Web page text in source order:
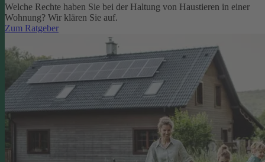
Welche Rechte haben Sie bei der Haltung von Haustieren in einer
Wohnung? Wir klären Sie auf.
Zum Ratgeber